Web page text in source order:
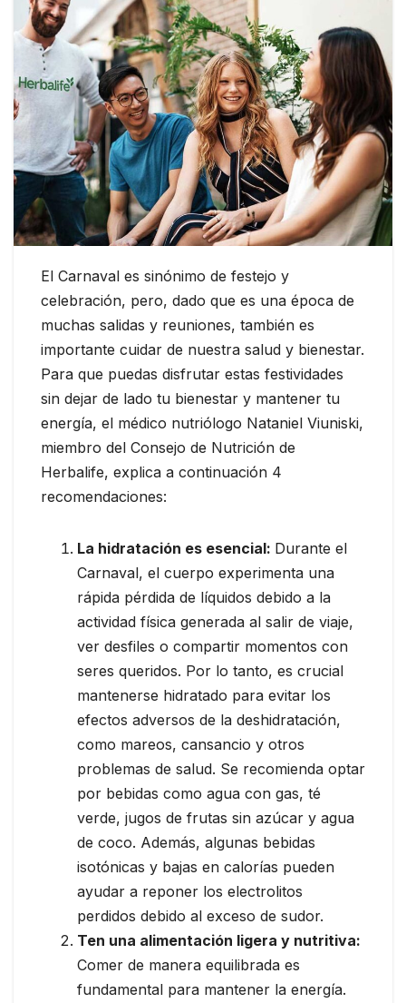
El Carnaval es sinónimo de festejo y
celebración, pero, dado que es una época de
muchas salidas y reuniones, también es
importante cuidar de nuestra salud y bienestar.
Para que puedas disfrutar estas festividades
sin dejar de lado tu bienestar y mantener tu
energía, el médico nutriólogo Nataniel Viuniski,
miembro del Consejo de Nutrición de
Herbalife, explica a continuación 4
recomendaciones:
La hidratación es esencial: Durante el
Carnaval, el cuerpo experimenta una
rápida pérdida de líquidos debido a la
actividad física generada al salir de viaje,
ver desfiles o compartir momentos con
seres queridos. Por lo tanto, es crucial
mantenerse hidratado para evitar los
efectos adversos de la deshidratación,
como mareos, cansancio y otros
problemas de salud. Se recomienda optar
por bebidas como agua con gas, té
verde, jugos de frutas sin azúcar y agua
de coco. Además, algunas bebidas
isotónicas y bajas en calorías pueden
ayudar a reponer los electrolitos
perdidos debido al exceso de sudor.
Ten una alimentación ligera y nutritiva:
Comer de manera equilibrada es
fundamental para mantener la energía.